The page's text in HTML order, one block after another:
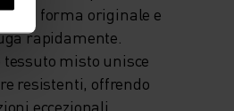
la forma originale e
rapidamente.
tessuto misto unisce
resistenti, offrendo
eccezionali.